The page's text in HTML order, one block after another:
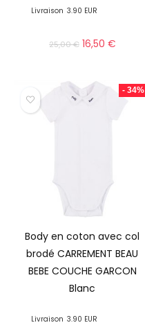
Livraison 3.90 EUR
25,00€ 16,50 €
- 34%
Body en coton avec col
brodé CARREMENT BEAU
BEBE COUCHE GARCON
Blanc
Livraison 3.90 EUR